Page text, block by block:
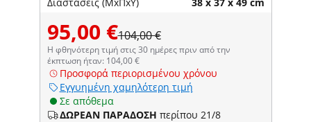
95,00 €104,00 €
Η φθηνότερη τιμή στις 30 ημέρες πριν από την
έκπτωση ήταν: 104,00 €
Προσφορά περιορισμένου χρόνου
Εγγυημένη χαμηλότερη τιμή
Σε απόθεμα
ΔΩΡΕΑΝ ΠΑΡΑΔΟΣΗ περίπου 21/8